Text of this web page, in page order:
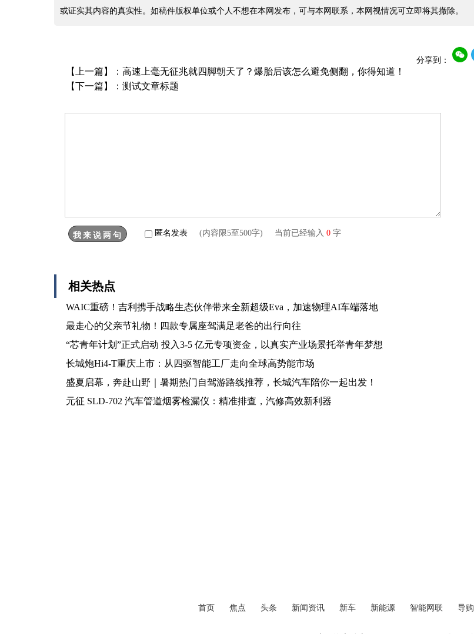
或证实其内容的真实性。如稿件版权单位或个人不想在本网发布，可与本网联系，本网视情况可立即将其撤除。
分享到：
【上一篇】： 高速上毫无征兆就四脚朝天了？爆胎后该怎么避免侧翻，你得知道！
【下一篇】： 测试文章标题
匿名发表 (内容限5至500字) 当前已经输入 0 字
相关热点
WAIC重磅！吉利携手战略生态伙伴带来全新超级Eva，加速物理AI车端落地
最走心的父亲节礼物！四款专属座驾满足老爸的出行向往
“芯青年计划”正式启动 投入3-5 亿元专项资金，以真实产业场景托举青年梦想
长城炮Hi4-T重庆上市：从四驱智能工厂走向全球高势能市场
盛夏启幕，奔赴山野｜暑期热门自驾游路线推荐，长城汽车陪你一起出发！
元征 SLD-702 汽车管道烟雾检漏仪：精准排查，汽修高效新利器
首页 焦点 头条 新闻资讯 新车 新能源 智能网联 导购